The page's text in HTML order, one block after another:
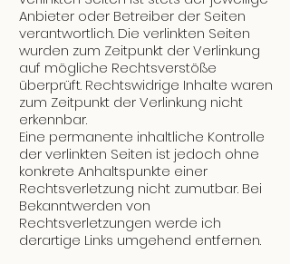
Anbieter oder Betreiber der Seiten
verantwortlich. Die verlinkten Seiten
wurden zum Zeitpunkt der Verlinkung
auf mögliche Rechtsverstöße
überprüft. Rechtswidrige Inhalte waren
zum Zeitpunkt der Verlinkung nicht
erkennbar.
Eine permanente inhaltliche Kontrolle
der verlinkten Seiten ist jedoch ohne
konkrete Anhaltspunkte einer
Rechtsverletzung nicht zumutbar. Bei
Bekanntwerden von
Rechtsverletzungen werde ich
derartige Links umgehend entfernen.